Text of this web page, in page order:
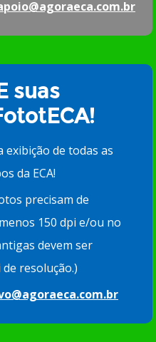
suas
exibição de todas as
da ECA!
precisam de
150 dpi e/ou no
devem ser
resolução.)